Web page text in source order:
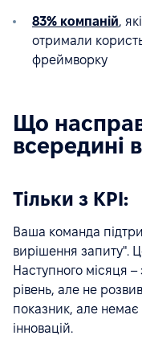
83% компаній,
отримали
фреймворку
Що
всередині
Тільки з KPI:
Ваша команда
вирішення запиту".
Наступного місяця
рівень, але не
показник, але
інновацій.